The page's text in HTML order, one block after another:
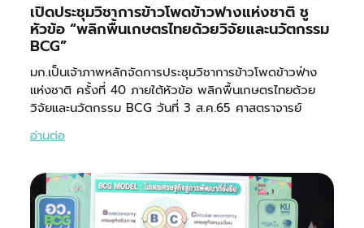
เปิดประชุมวิชาการข้าวโพดข้าวฟางแห่งชาติ ชู
หัวข้อ “พลิกพื้นเกษตรไทยด้วยวิจัยและนวัตกรรม
BCG”
มก.เป็นเจ้าภาพหลักจัดการประชุมวิชาการข้าวโพดข้าวฟ่าง
แห่งชาติ ครั้งที่ 40 ภายใต้หัวข้อ พลิกพื้นเกษตรไทยด้วย
วิจัยและนวัตกรรม BCG วันที่ 3 ส.ค.65 ศาสตราจารย์
อ่านต่อ